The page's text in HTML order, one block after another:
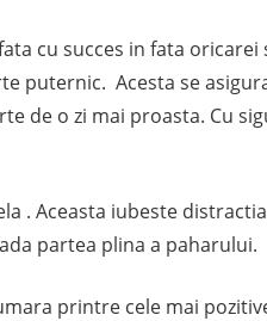
cu succes in fata
puternic. Acesta se
de o zi mai proasta. Cu
. Aceasta iubeste
partea plina a paharului.
printre cele mai